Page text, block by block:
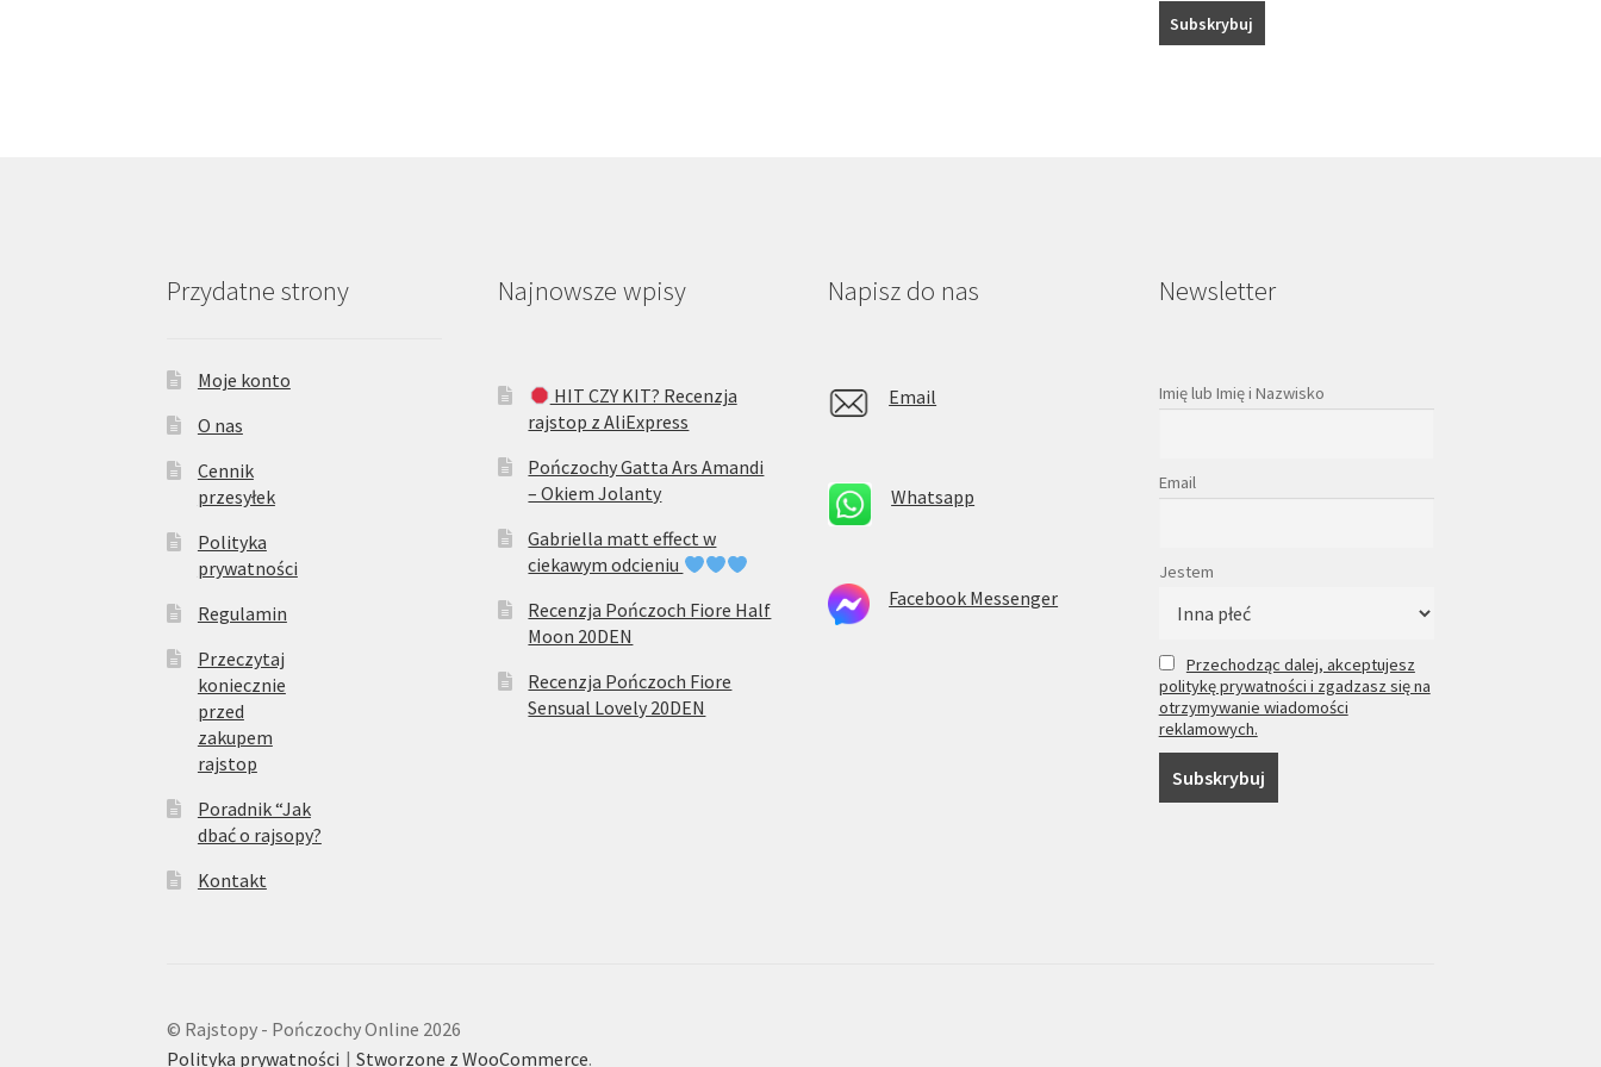
Przydatne strony
Moje konto
O nas
Cennik
przesyłek
Polityka
prywatności
Regulamin
Przeczytaj
koniecznie
przed
zakupem
rajstop
Poradnik “Jak
dbać o rajsopy?
Kontakt
Najnowsze wpisy
HIT CZY KIT? Recenzja
rajstop z AliExpress
Pończochy Gatta Ars Amandi
– Okiem Jolanty
Gabriella matt effect w
ciekawym odcieniu
Recenzja Pończoch Fiore Half
Moon 20DEN
Recenzja Pończoch Fiore
Sensual Lovely 20DEN
Napisz do nas
Email
Whatsapp
Facebook Messenger
Newsletter
Imię lub Imię i Nazwisko
Email
Jestem
Przechodząc dalej, akceptujesz
politykę prywatności i zgadzasz się na
otrzymywanie wiadomości
reklamowych.
© Rajstopy - Pończochy Online 2026
Polityka prywatności
Stworzone z WooCommerce.